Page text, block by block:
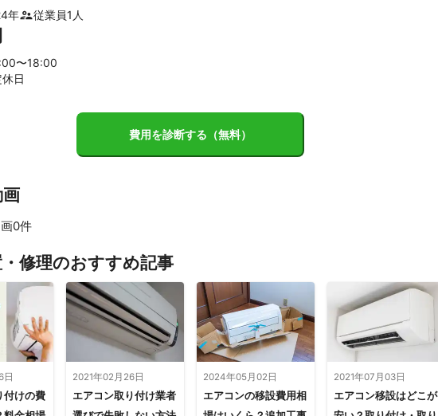
そのおかげで大きな会社では請けにくい小規模な仕事も効率よくさせて頂いています。
年 従業員1 人
:00〜18:00
休日
費用を診断する（無料）
0件
修理のおすすめ記事
日
付けの費
2021年02月26日
エアコン取り付け業者
2024年05月02日
エアコンの移設費用相
2021年07月03日
エアコン移設はどこが